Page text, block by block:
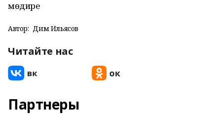
мөдире
Автор: Дим Ильясов
Читайте нас
Партнеры